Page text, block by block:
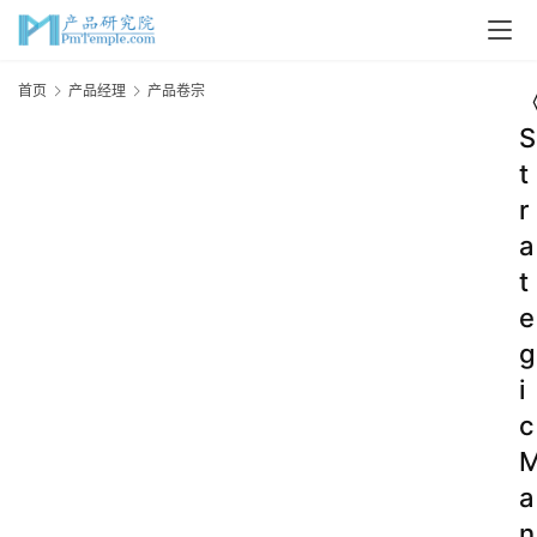
首页 产品经理 产品卷宗
S
t
r
a
t
e
g
i
c
a